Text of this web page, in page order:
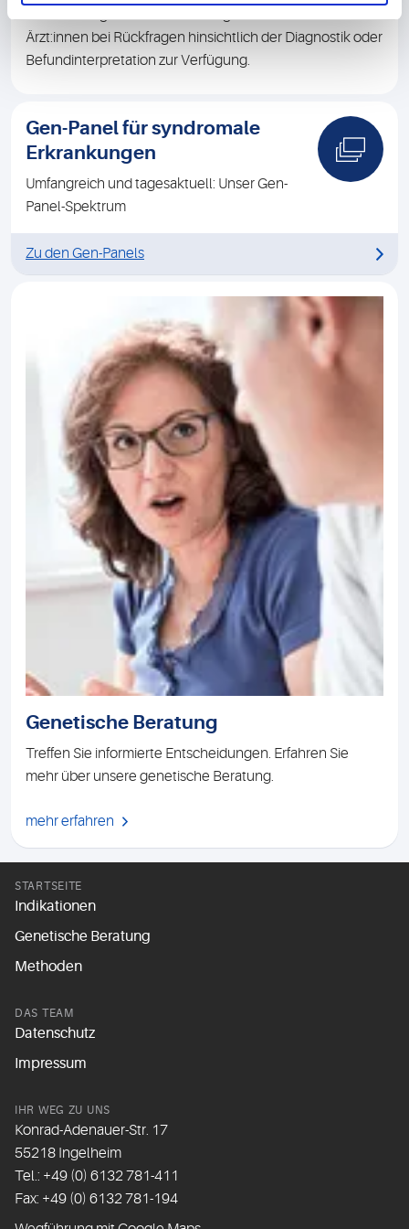
Ärzt:innen bei Rückfragen hinsichtlich der Diagnostik oder
Befundinterpretation zur Verfügung.
Gen-Panel für syndromale
Erkrankungen
Umfangreich und tagesaktuell: Unser Gen-
Panel-Spektrum
Zu den Gen-Panels
Genetische Beratung
Treffen Sie informierte Entscheidungen. Erfahren Sie
mehr über unsere genetische Beratung.
mehr erfahren
STARTSEITE
Indikationen
Genetische Beratung
Methoden
DAS TEAM
Datenschutz
Impressum
IHR WEG ZU UNS
Konrad-Adenauer-Str. 17
55218 Ingelheim
Tel.: +49 (0) 6132 781-411
Fax: +49 (0) 6132 781-194